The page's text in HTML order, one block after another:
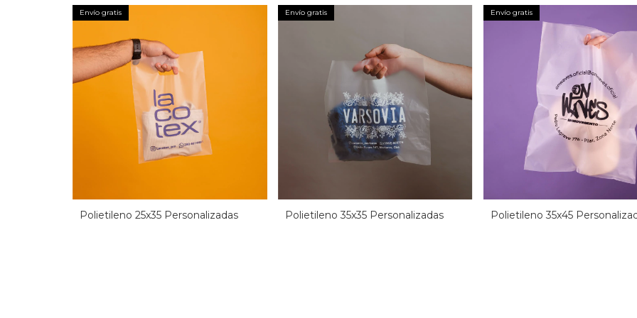
Envío gratis
Polietileno 25x35 Personalizadas
Envío gratis
Polietileno 35x35 Personalizadas
Envío gratis
Polietileno 35x45